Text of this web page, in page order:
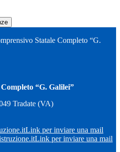
Statale Completo “G.
“G. Galilei”
Tradate (VA)
Link per inviare una mail
Link per inviare una mail